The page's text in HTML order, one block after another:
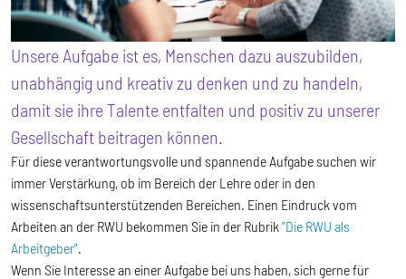
Unsere Aufgabe ist es, Menschen dazu auszubilden,
unabhängig und kreativ zu denken und zu handeln,
damit sie ihre Talente entfalten und positiv zu unserer
Gesellschaft beitragen können.
Für diese verantwortungsvolle und spannende Aufgabe suchen wir
immer Verstärkung, ob im Bereich der Lehre oder in den
wissenschaftsunterstützenden Bereichen. Einen Eindruck vom
Arbeiten an der RWU bekommen Sie in der Rubrik "Die RWU als
Arbeitgeber".
Wenn Sie Interesse an einer Aufgabe bei uns haben, sich gerne für